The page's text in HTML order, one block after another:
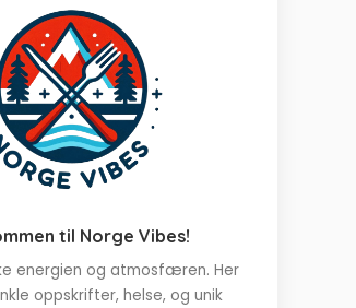
til Norge Vibes!
energien og atmosfæren. Her
oppskrifter, helse, og unik